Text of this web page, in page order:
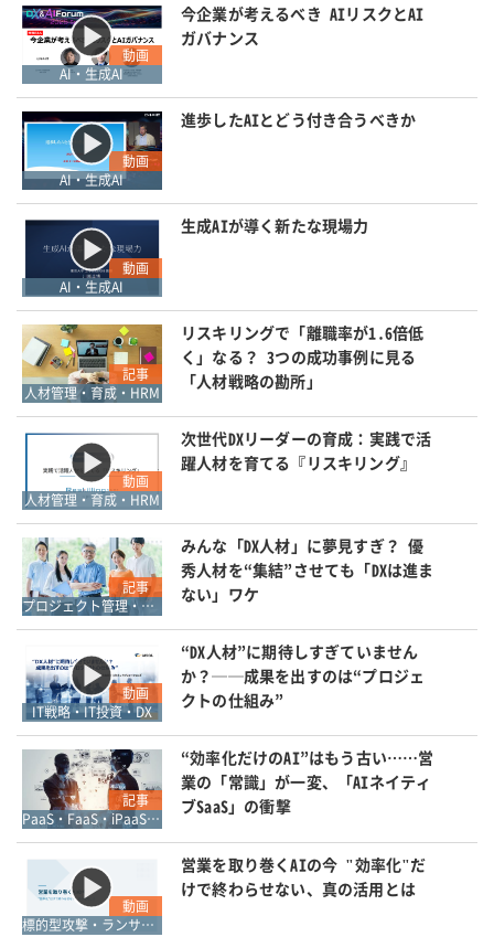
動画
AI・生成AI
今企業が考えるべき AIリスクとAI
ガバナンス
動画
AI・生成AI
進歩したAIとどう付き合うべきか
動画
AI・生成AI
生成AIが導く新たな現場力
記事
人材管理・育成・HRM
リスキリングで「離職率が1.6倍低
く」なる？ 3つの成功事例に見る
「人材戦略の勘所」
動画
人材管理・育成・HRM
次世代DXリーダーの育成：実践で活
躍人材を育てる『リスキリング』
記事
プロジェクト管理・ワークフロー管理
みんな「DX人材」に夢見すぎ？ 優
秀人材を“集結”させても「DXは進ま
ない」ワケ
動画
IT戦略・IT投資・DX
“DX人材”に期待しすぎていません
か？──成果を出すのは“プロジェ
クトの仕組み”
記事
PaaS・FaaS・iPaaS・XaaS
“効率化だけのAI”はもう古い……営
業の「常識」が一変、「AIネイティ
ブSaaS」の衝撃
動画
標的型攻撃・ランサムウェア対策
営業を取り巻くAIの今 "効率化"だ
けで終わらせない、真の活用とは